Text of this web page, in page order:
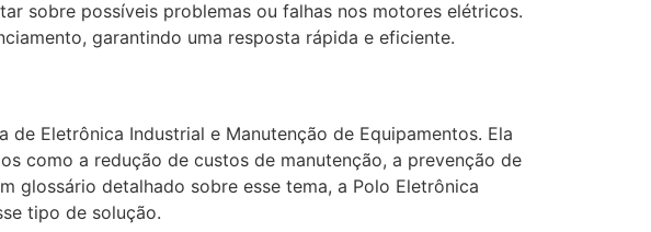
sobre possíveis problemas ou falhas nos motores elétricos.
garantindo uma resposta rápida e eficiente.
Eletrônica Industrial e Manutenção de Equipamentos. Ela
como a redução de custos de manutenção, a prevenção de
glossário detalhado sobre esse tema, a Polo Eletrônica
tipo de solução.